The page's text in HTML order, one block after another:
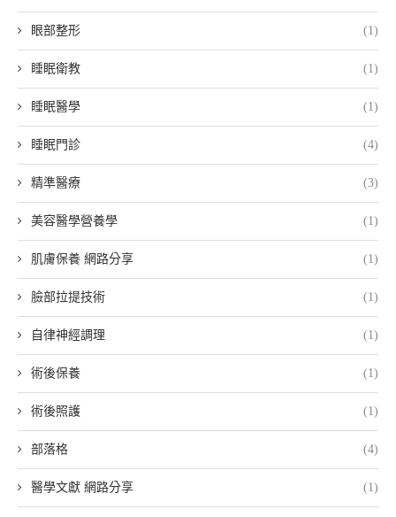
眼部整形 (1)
睡眠衛教 (1)
睡眠醫學 (1)
睡眠門診 (4)
精準醫療 (3)
美容醫學營養學 (1)
肌膚保養 網路分享 (1)
臉部拉提技術 (1)
自律神經調理 (1)
術後保養 (1)
術後照護 (1)
部落格 (4)
醫學文獻 網路分享 (1)